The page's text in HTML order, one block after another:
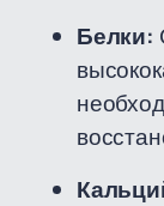
Белки: